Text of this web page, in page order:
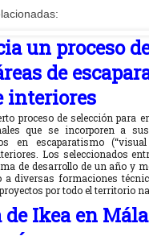
un proceso
de
interiores
proceso de selección para
que se incorporen a
en escaparatismo
Los seleccionados
de desarrollo de un año y
a diversas formaciones
por todo el territorio
Ikea en